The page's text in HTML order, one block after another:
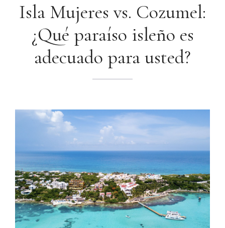
Isla Mujeres vs. Cozumel:
¿Qué paraíso isleño es
adecuado para usted?